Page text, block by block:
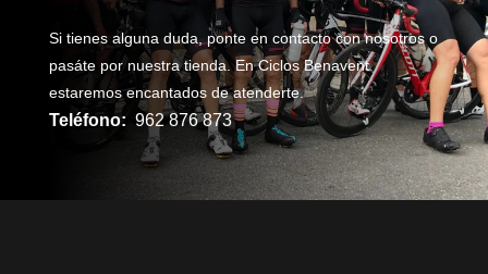
Si tienes alguna duda, ponte en contacto con nosotros o
pasáte por nuestra tienda. En Ciclos Benavent
estaremos encantados de atenderte.
Teléfono: 962 876 873